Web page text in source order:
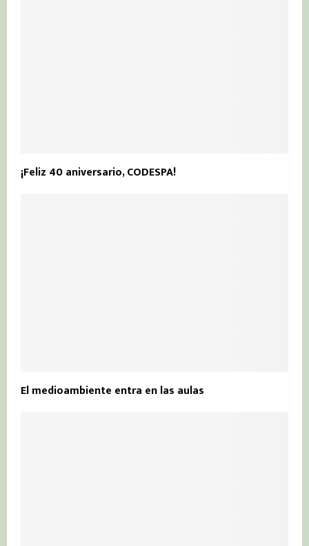
¡Feliz 40 aniversario, CODESPA!
El medioambiente entra en las aulas